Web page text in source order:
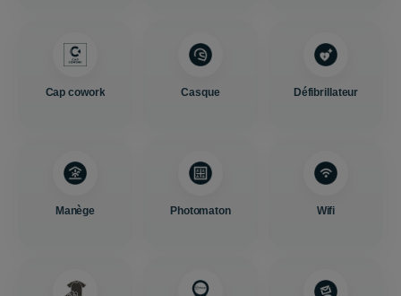
Cap cowork Casque Défibrillateur
Manège Photomaton Wifi